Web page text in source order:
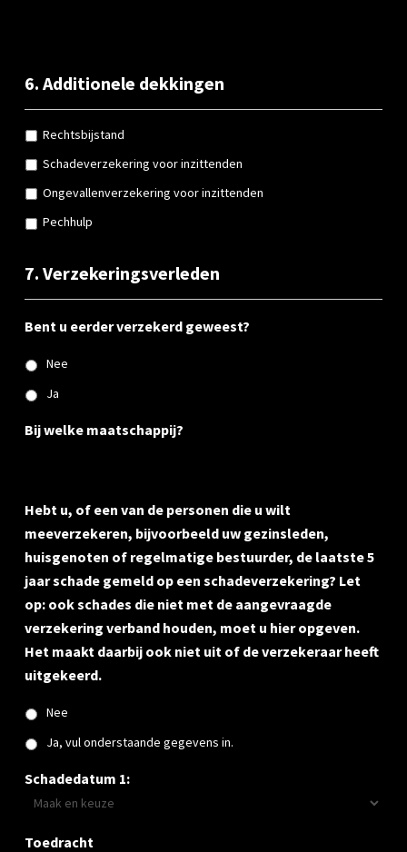
6. Additionele dekkingen
Rechtsbijstand
Schadeverzekering voor inzittenden
Ongevallenverzekering voor inzittenden
Pechhulp
7. Verzekeringsverleden
Bent u eerder verzekerd geweest?
Nee
Ja
Bij welke maatschappij?
Hebt u, of een van de personen die u wilt
meeverzekeren, bijvoorbeeld uw gezinsleden,
huisgenoten of regelmatige bestuurder, de laatste 5
jaar schade gemeld op een schadeverzekering? Let
op: ook schades die niet met de aangevraagde
verzekering verband houden, moet u hier opgeven.
Het maakt daarbij ook niet uit of de verzekeraar heeft
uitgekeerd.
Nee
Ja, vul onderstaande gegevens in.
Schadedatum 1:
Toedracht